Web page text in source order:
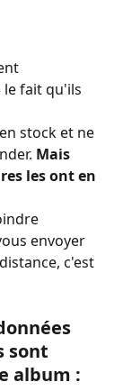
le fait qu'ils
stock et ne
Mais
les ont en
envoyer
c'est
sont
album :